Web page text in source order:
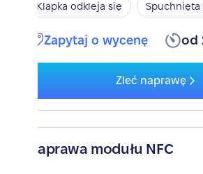
Klapka odkleja się
Spuchnięta
Zapytaj o wycenę od
Zleć naprawę
Naprawa modułu NFC